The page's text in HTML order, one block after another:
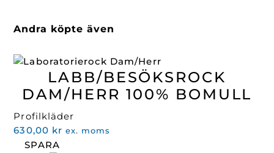
Andra köpte även
LABB/BESÖKSROCK
DAM/HERR 100% BOMULL
Profilkläder
630,00 kr ex. moms
SPARA